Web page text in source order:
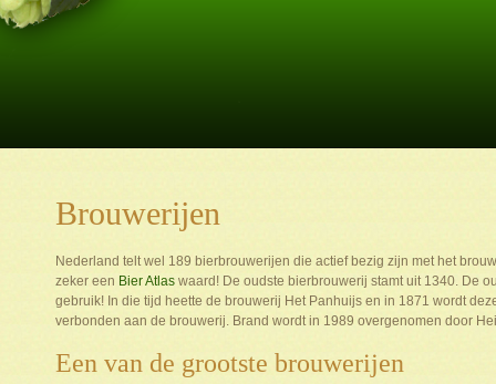
[banner]
Brouwerijen
Nederland telt wel 189 bierbrouwerijen die actief bezig zijn met het
zeker een Bier Atlas waard! De oudste bierbrouwerij stamt uit 1340. De
gebruik! In die tijd heette de brouwerij Het Panhuijs en in 1871 wordt
verbonden aan de brouwerij. Brand wordt in 1989 overgenomen door
Een van de grootste brouwerijen